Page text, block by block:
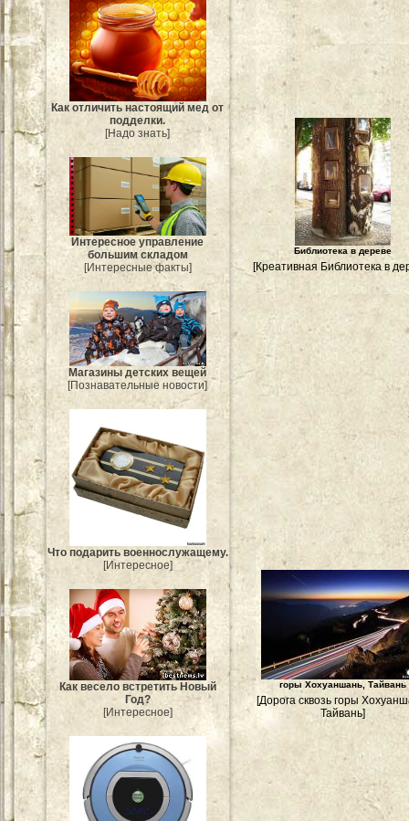
Как отличить настоящий мед от
подделки.
[Надо знать]
Интересное управление
большим складом
[Интересные факты]
Магазины детских вещей
[Познавательные новости]
Что подарить военнослужащему.
[Интересное]
Как весело встретить Новый
Год?
[Интересное]
Библиотека в дереве
[Креативная Библиотека в
горы Хохуаншань, Тайвань
[Дорога сквозь горы
Тайвань]